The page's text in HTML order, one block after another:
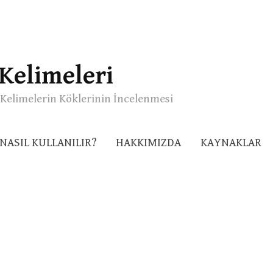
Kelimelerin Köklerinin İncelenmesi
NASIL KULLANILIR? HAKKIMIZDA KAYNAKLAR